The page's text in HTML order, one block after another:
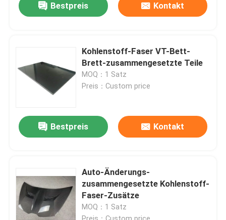
Bestpreis Kontakt
Kohlenstoff-Faser VT-Bett-
Brett-zusammengesetzte Teile
MOQ：1 Satz
Preis：Custom price
Bestpreis Kontakt
Auto-Änderungs-
zusammengesetzte Kohlenstoff-
Faser-Zusätze
MOQ：1 Satz
Preis：Custom price